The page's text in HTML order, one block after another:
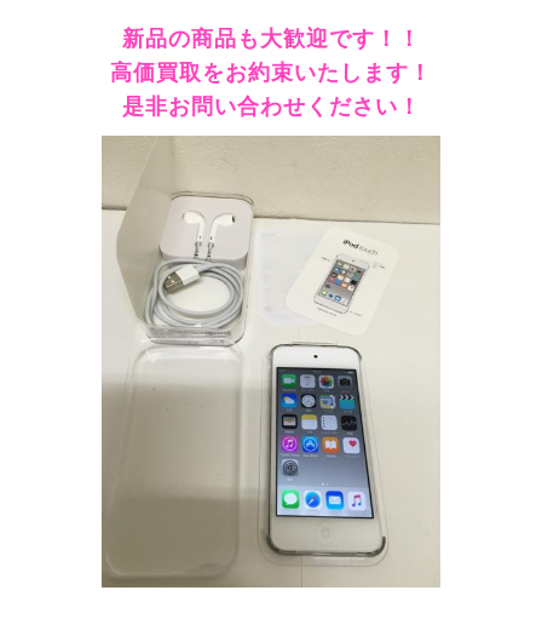
新品の商品も大歓迎です！！
高価買取をお約束いたします！
是非お問い合わせください！